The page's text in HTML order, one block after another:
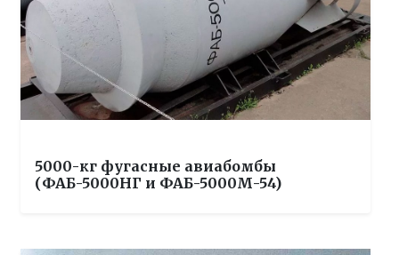
5000-кг фугасные авиабомбы
(ФАБ-5000НГ и ФАБ-5000М-54)